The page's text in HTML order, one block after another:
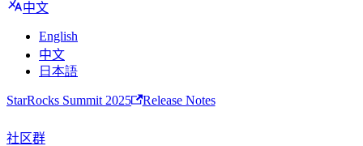
中文
English
中文
日本語
StarRocks Summit 2025 Release Notes
社区群